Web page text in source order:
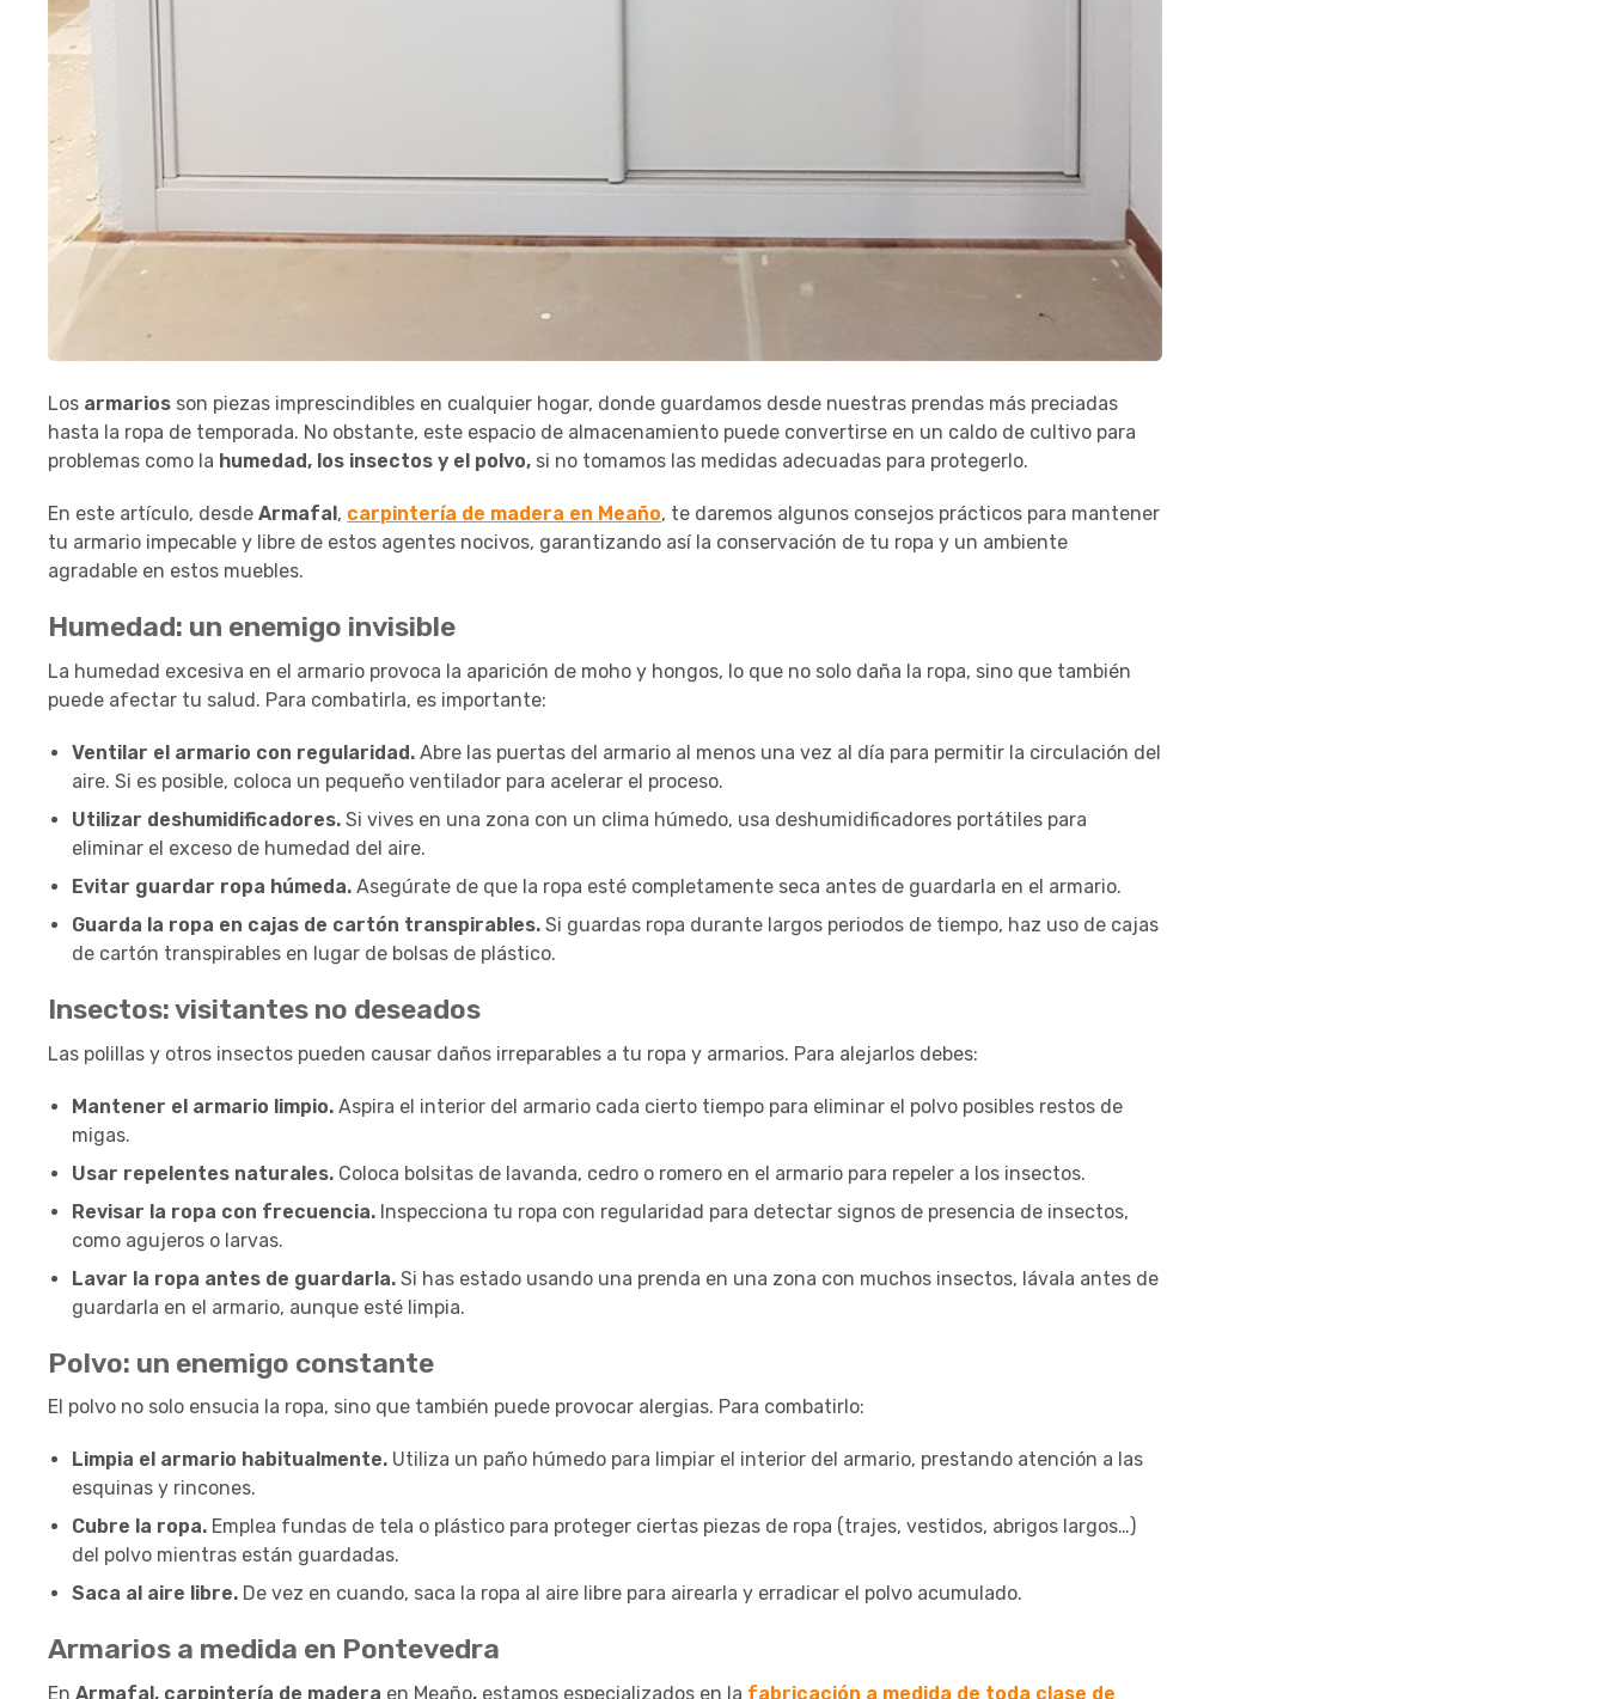
Los armarios son piezas imprescindibles en cualquier hogar, donde guardamos desde nuestras prendas más preciadas
hasta la ropa de temporada. No obstante, este espacio de almacenamiento puede convertirse en un caldo de cultivo para
problemas como la humedad, los insectos y el polvo, si no tomamos las medidas adecuadas para protegerlo.
En este artículo, desdeArmafal , carpintería de madera en Meaño, te daremos algunos consejos prácticos para mantener
tu armario impecable y libre de estos agentes nocivos, garantizando así la conservación de tu ropa y un ambiente
agradable en estos muebles.
Humedad: un enemigo invisible
La humedad excesiva en el armario provoca la aparición de moho y hongos, lo que no solo daña la ropa, sino que también
puede afectar tu salud. Para combatirla, es importante:
Ventilar el armario con regularidad. Abre las puertas del armario al menos una vez al día para permitir la circulación del
aire. Si es posible, coloca un pequeño ventilador para acelerar el proceso.
Utilizar deshumidificadores. Si vives en una zona con un clima húmedo, usa deshumidificadores portátiles para
eliminar el exceso de humedad del aire.
Evitar guardar ropa húmeda. Asegúrate de que la ropa esté completamente seca antes de guardarla en el armario.
Guarda la ropa en cajas de cartón transpirables. Si guardas ropa durante largos periodos de tiempo, haz uso de cajas
de cartón transpirables en lugar de bolsas de plástico.
Insectos: visitantes no deseados
Las polillas y otros insectos pueden causar daños irreparables a tu ropa y armarios. Para alejarlos debes:
Mantener el armario limpio. Aspira el interior del armario cada cierto tiempo para eliminar el polvo posibles restos de
migas.
Usar repelentes naturales. Coloca bolsitas de lavanda, cedro o romero en el armario para repeler a los insectos.
Revisar la ropa con frecuencia. Inspecciona tu ropa con regularidad para detectar signos de presencia de insectos,
como agujeros o larvas.
Lavar la ropa antes de guardarla. Si has estado usando una prenda en una zona con muchos insectos, lávala antes de
guardarla en el armario, aunque esté limpia.
Polvo: un enemigo constante
El polvo no solo ensucia la ropa, sino que también puede provocar alergias. Para combatirlo:
Limpia el armario habitualmente. Utiliza un paño húmedo para limpiar el interior del armario, prestando atención a las
esquinas y rincones.
Cubre la ropa. Emplea fundas de tela o plástico para proteger ciertas piezas de ropa (trajes, vestidos, abrigos largos…)
del polvo mientras están guardadas.
Saca al aire libre. De vez en cuando, saca la ropa al aire libre para airearla y erradicar el polvo acumulado.
Armarios a medida en Pontevedra
EnArmafal, carpintería de madera en Meaño, estamos especializados en la fabricación a medida de toda clase de